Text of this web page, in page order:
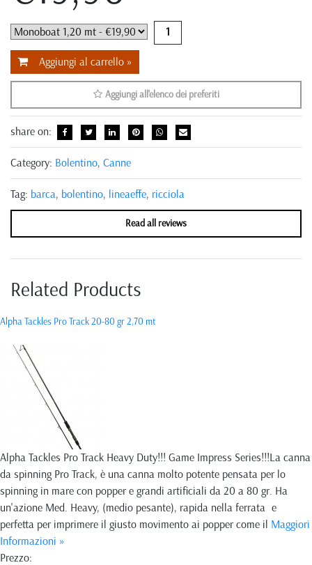
Aggiungi al carrello »
Aggiungi all'elenco dei preferiti
share on:
Category: Bolentino, Canne
Tag: barca, bolentino, lineaeffe, ricciola
Read all reviews
Related Products
Alpha Tackles Pro Track 20-80 gr 2,70 mt
Alpha Tackles Pro Track Heavy Duty!!! Game Impress Series!!!La canna
da spinning Pro Track, è una canna molto potente pensata per lo
spinning in mare con popper e grandi artificiali da 20 a 80 gr. Ha
un'azione Med. Heavy, (medio pesante), rapida nella ferrata e
perfetta per imprimere il giusto movimento ai popper come il Maggiori
Informazioni »
Prezzo: